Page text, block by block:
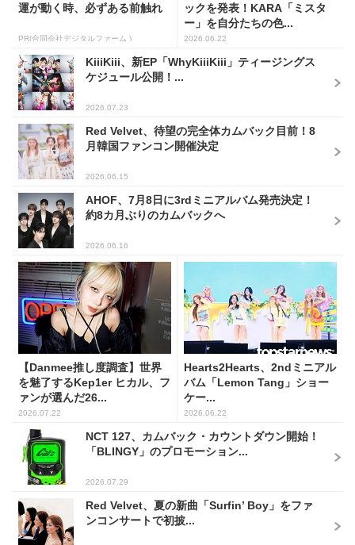
運が動く時、必ずある前触れ
PR(合同会社デジタルファーム )
ックを発表！KARA「ミスタ
ー」を自分たちの色...
2026.06.22
KiiiKiii、新EP「WhyKiiiKiii」ティージングス
ケジュール公開！...
2026.07.23
Red Velvet、待望の完全体カムバック目前！8
月韓国ファンコン開催決定
2026.06.15
AHOF、7月8日に3rdミニアルバム発売決定！
約8カ月ぶりのカムバックへ
2026.06.16
【Danmee推し度調査】世界
を魅了するKep1er ヒカル、フ
ァンが選んだ26...
2026.07.22
Hearts2Hearts、2ndミニアル
バム「Lemon Tang」ショー
ケー...
2026.06.22
NCT 127、カムバック・カウントダウン開始！
「BLINGY」のプロモーション...
2026.07.29
Red Velvet、夏の新曲「Surfin’ Boy」をファ
ンコンサートで初披...